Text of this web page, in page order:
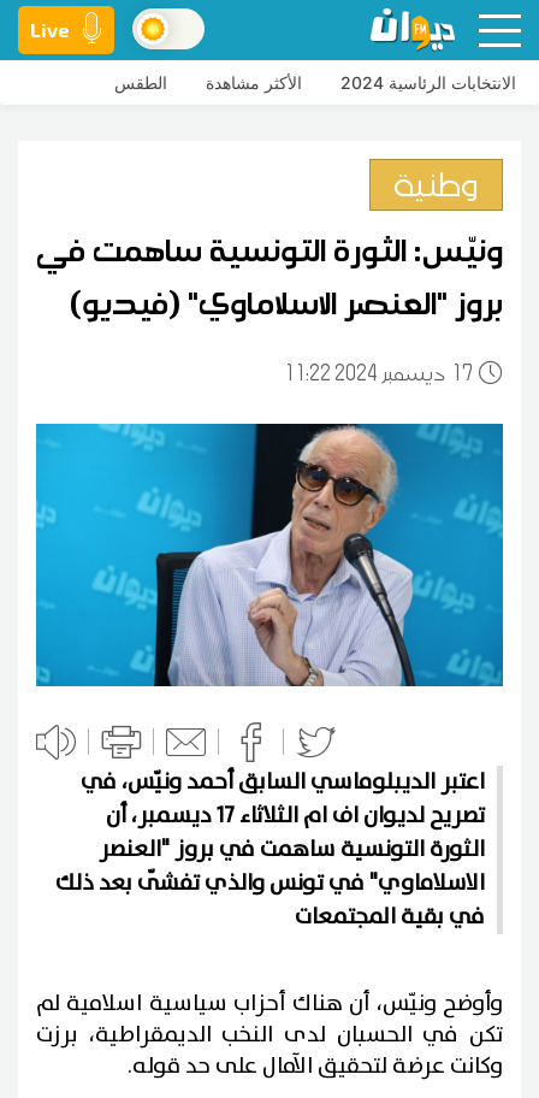
Live
الانتخابات الرئاسية 2024 الأكثر مشاهدة الطقس
وطنية
ونيّس: الثورة التونسية ساهمت في
بروز "العنصر الاسلاماوي" (فيديو)
17 11:22 2024 ديسمبر
اعتبر الديبلوماسي السابق أحمد ونيّس، في
تصريح لديوان اف ام الثلاثاء 17 ديسمبر، أن
الثورة التونسية ساهمت في بروز "العنصر
الاسلاماوي" في تونس والذي تفشّى بعد ذلك
في بقية المجتمعات
وأوضح ونيّس، أن هناك أحزاب سياسية اسلامية لم
تكن في الحسبان لدى النخب الديمقراطية، برزت
وكانت عرضة لتحقيق الآمال على حد قوله.